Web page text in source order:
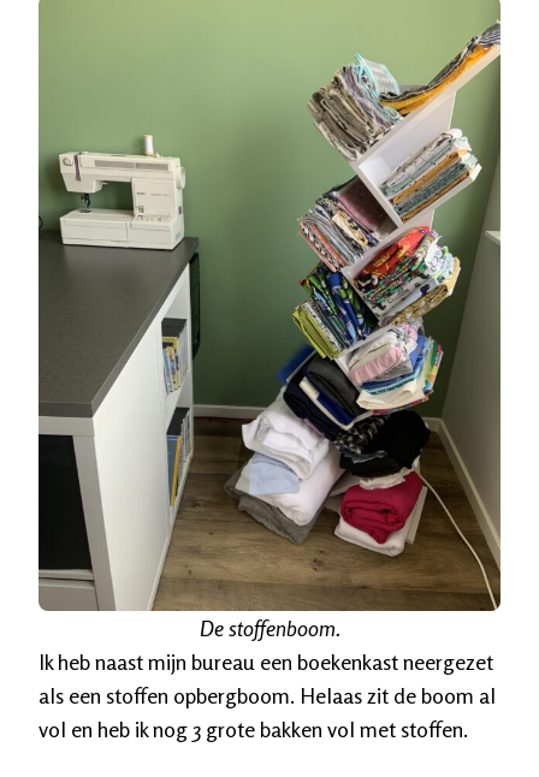
De stoffenboom.
Ik heb naast mijn bureau een boekenkast neergezet
als een stoffen opbergboom. Helaas zit de boom al
vol en heb ik nog 3 grote bakken vol met stoffen.